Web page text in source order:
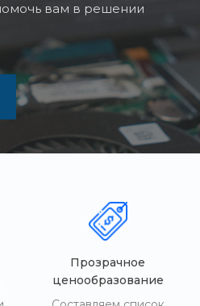
вам в решении
Прозрачное
ценообразование